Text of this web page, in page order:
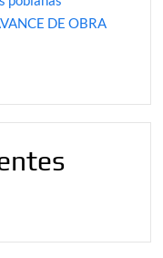
DE OBRA